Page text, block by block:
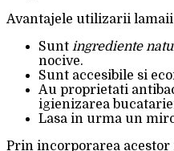
Avantajele utilizarii
Sunt ingrediente
nocive.
Sunt accesibile si
Au proprietati
igienizarea
Lasa in urma un
Prin incorporarea